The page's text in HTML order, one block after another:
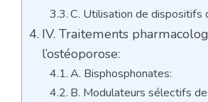
C. Utilisation de dispositifs
IV. Traitements
l’ostéoporose:
A. Bisphosphonates:
B. Modulateurs sélectifs